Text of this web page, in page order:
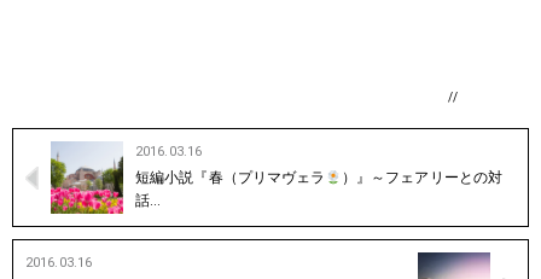
//
2016.03.16
短編小説『春（プリマヴェラ
）』～フェアリーとの対
話…
2016.03.16